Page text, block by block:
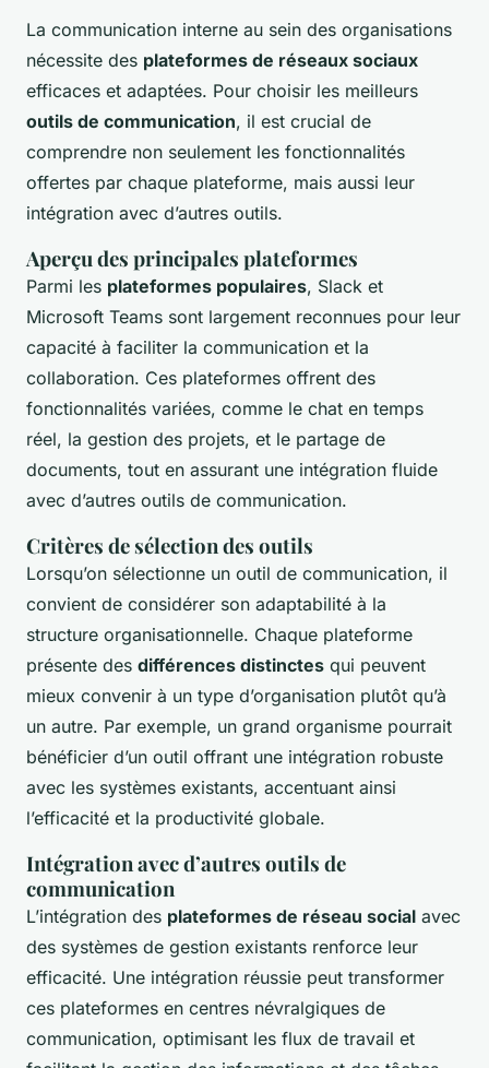
La communication interne au sein des organisations
nécessite des plateformes de réseaux sociaux
efficaces et adaptées. Pour choisir les meilleurs
outils de communication, il est crucial de
comprendre non seulement les fonctionnalités
offertes par chaque plateforme, mais aussi leur
intégration avec d’autres outils.
Aperçu des principales plateformes
Parmi les plateformes populaires, Slack et
Microsoft Teams sont largement reconnues pour leur
capacité à faciliter la communication et la
collaboration. Ces plateformes offrent des
fonctionnalités variées, comme le chat en temps
réel, la gestion des projets, et le partage de
documents, tout en assurant une intégration fluide
avec d’autres outils de communication.
Critères de sélection des outils
Lorsqu’on sélectionne un outil de communication, il
convient de considérer son adaptabilité à la
structure organisationnelle. Chaque plateforme
présente des différences distinctes qui peuvent
mieux convenir à un type d’organisation plutôt qu’à
un autre. Par exemple, un grand organisme pourrait
bénéficier d’un outil offrant une intégration robuste
avec les systèmes existants, accentuant ainsi
l’efficacité et la productivité globale.
Intégration avec d’autres outils de
communication
L’intégration des plateformes de réseau social avec
des systèmes de gestion existants renforce leur
efficacité. Une intégration réussie peut transformer
ces plateformes en centres névralgiques de
communication, optimisant les flux de travail et